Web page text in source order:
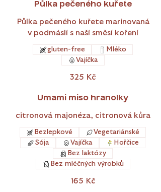
Půlka pečeného kuřete
Půlka pečeného kuřete marinovaná
v podmáslí s naší směsí koření
325 Kč
gluten-free
Mléko
Vajíčka
Umami miso hranolky
citronová majonéza, citronová kůra
165 Kč
Bezlepkové
Vegetariánské
Sója
Vajíčka
Hořčice
Bez laktózy
Bez mléčných výrobků